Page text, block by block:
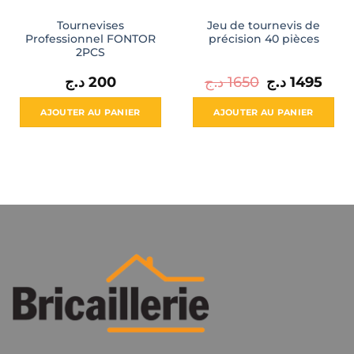
Tournevises
Professionnel FONTOR
2PCS
200 د.ج
AJOUTER AU PANIER
Jeu de tournevis de
précision 40 pièces
1650 د.ج
Le
prix
initial
était :
1495 د.ج
AJOUTER AU PANIER